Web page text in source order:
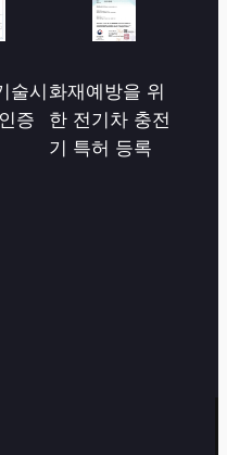
술시
증
화재예방을 위
한 전기차 충전
기 특허 등록